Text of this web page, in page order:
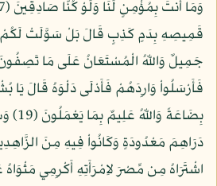
قَمِيصِهِ بِدَمٍ كَذِبٍ قَالَ بَلْ سَوَّلَتْ لَكُمْ
فَأَرْسَلُواْ وَارِدَهُمْ فَأَدْلَى دَلْوَهُ قَالَ يَا
اشْتَرَاهُ مِن مِّصْرَ لاِمْرَأَتِهِ أَكْرِمِي مَثْوَاهُ